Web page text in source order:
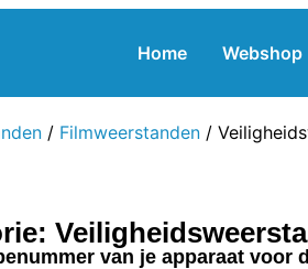
Home Webshop
/ Filmweerstanden /
van je apparaat voor